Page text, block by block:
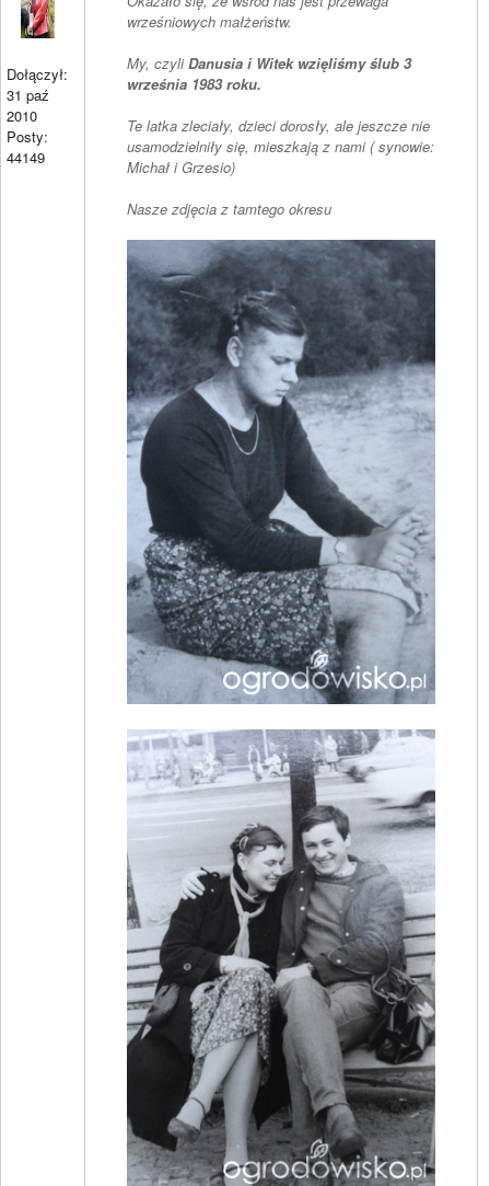
Dołączył:
31 paź
2010
Posty:
44149
wrześniowych małżeństw.
My, czyliDanusia i Witek wzięliśmy ślub 3
września 1983 roku.
Te latka zleciały, dzieci dorosły, ale jeszcze nie
usamodzielniły się, mieszkają z nami ( synowie:
Michał i Grzesio)
Nasze zdjęcia z tamtego okresu